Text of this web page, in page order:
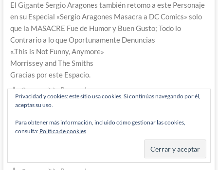
El Gigante Sergio Aragones también retomo a este Personaje
en su Especial «Sergio Aragones Masacra a DC Comics» solo
que la MASACRE Fue de Humor y Buen Gusto; Todo lo
Contrario a lo que Oportunamente Denuncias
«.This is Not Funny, Anymore»
Morrissey and The Smiths
Gracias por este Espacio.
0 Responder
Lord_Aegon 11 años han pasado desde que se escribió esto
Privacidad y cookies: este sitio usa cookies. Si continúas navegando por él,
aceptas su uso.
Para obtener más información, incluido cómo gestionar las cookies,
consulta: Política de cookies